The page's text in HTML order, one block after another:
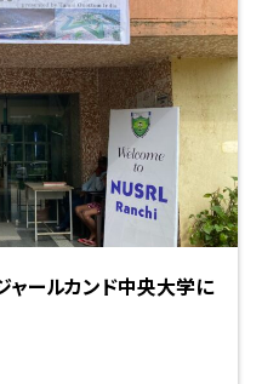
ールカンド中央大学に